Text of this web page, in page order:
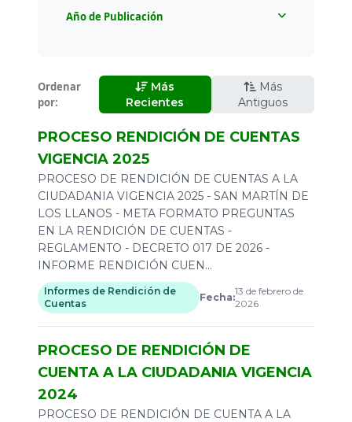
Informes de Rendición de Cuentas
Año de Publicación
2023
2022
2021
2019
2017
2016
2009
Ordenar
por:
Más
Recientes
Más
Antiguos
PROCESO RENDICIÓN DE CUENTAS
VIGENCIA 2025
PROCESO DE RENDICIÓN DE CUENTAS A LA
CIUDADANIA VIGENCIA 2025 - SAN MARTÍN DE
LOS LLANOS - META FORMATO PREGUNTAS
EN LA RENDICIÓN DE CUENTAS -
REGLAMENTO - DECRETO 017 DE 2026 -
INFORME RENDICIÓN CUEN...
Informes de Rendición de
Cuentas
Fecha:
13 de febrero de
2026
PROCESO DE RENDICIÓN DE
CUENTA A LA CIUDADANIA VIGENCIA
2024
PROCESO DE RENDICIÓN DE CUENTA A LA